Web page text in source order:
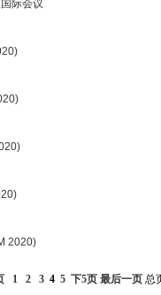
际会议
2020)
1 2 3 4 5 下5页 最后一页 总